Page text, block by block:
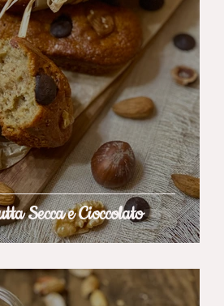
Secca e Cioccolato